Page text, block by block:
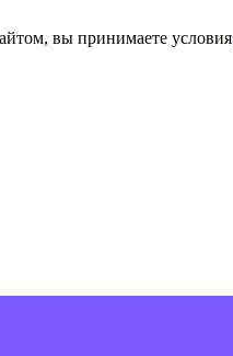
вы принимаете условия